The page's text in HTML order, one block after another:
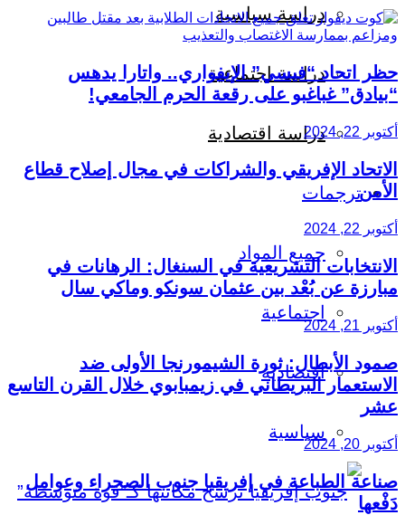
دراسة سياسية
دراسة اجتماعية
دراسة اقتصادية
ترجمات
جميع المواد
اجتماعية
اقتصادية
سياسية
حظر اتحاد “فيسي” الإيفواري.. واتارا يدهس
“بيادق” غباغبو على رقعة الحرم الجامعي!
أكتوبر 22, 2024
الاتحاد الإفريقي والشراكات في مجال إصلاح قطاع
الأمن
أكتوبر 22, 2024
الانتخابات التشريعية في السنغال: الرهانات في
مبارزة عن بُعْد بين عثمان سونكو وماكي سال
أكتوبر 21, 2024
صمود الأبطال: ثورة الشيمورنجا الأولى ضد
الاستعمار البريطاني في زيمبابوي خلال القرن التاسع
عشر
أكتوبر 20, 2024
صناعة الطباعة في إفريقيا جنوب الصحراء وعوامل
دَفْعها